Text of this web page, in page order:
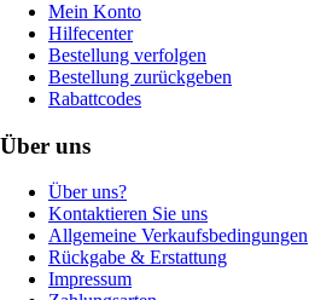
Mein Konto
Hilfecenter
Bestellung verfolgen
Bestellung zurückgeben
Rabattcodes
Über uns
Über uns?
Kontaktieren Sie uns
Allgemeine Verkaufsbedingungen
Rückgabe & Erstattung
Impressum